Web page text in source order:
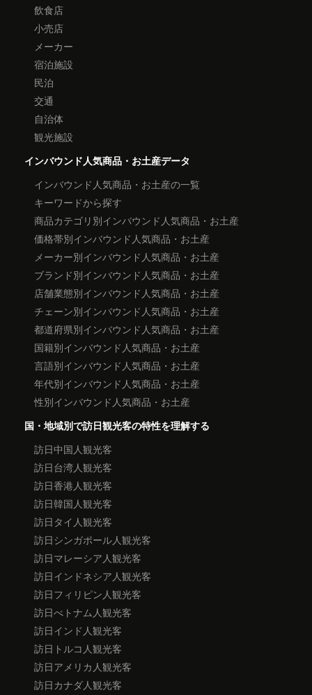
飲食店
小売店
メーカー
宿泊施設
民泊
交通
自治体
観光施設
インバウンド人気商品・お土産データ
インバウンド人気商品・お土産の一覧
キーワードから探す
商品カテゴリ別インバウンド人気商品・お土産
価格帯別インバウンド人気商品・お土産
メーカー別インバウンド人気商品・お土産
ブランド別インバウンド人気商品・お土産
店舗業態別インバウンド人気商品・お土産
チェーン別インバウンド人気商品・お土産
都道府県別インバウンド人気商品・お土産
国籍別インバウンド人気商品・お土産
言語別インバウンド人気商品・お土産
年代別インバウンド人気商品・お土産
性別インバウンド人気商品・お土産
国・地域別で訪日観光客の特性を理解する
訪日中国人観光客
訪日台湾人観光客
訪日香港人観光客
訪日韓国人観光客
訪日タイ人観光客
訪日シンガポール人観光客
訪日マレーシア人観光客
訪日インドネシア人観光客
訪日フィリピン人観光客
訪日べトナム人観光客
訪日インド人観光客
訪日トルコ人観光客
訪日アメリカ人観光客
訪日カナダ人観光客